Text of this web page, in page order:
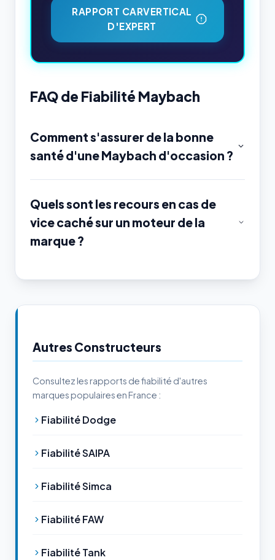
RAPPORT CARVERTICAL
D'EXPERT
FAQ de Fiabilité Maybach
Comment s'assurer de la bonne
santé d'une Maybach d'occasion ?
Quels sont les recours en cas de
vice caché sur un moteur de la
marque ?
Autres Constructeurs
Consultez les rapports de fiabilité d'autres
marques populaires en France :
Fiabilité Dodge
Fiabilité SAIPA
Fiabilité Simca
Fiabilité FAW
Fiabilité Tank